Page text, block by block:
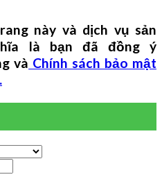
này và dịch vụ sản
là bạn đã đồng ý
và Chính sách bảo mật